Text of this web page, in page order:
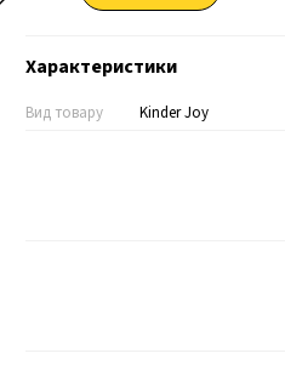
Характеристики
Вид товару Kinder Joy